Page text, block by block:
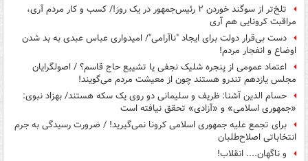
تلخ‌تر از سوگند خوردن ۲ رئیس‌جمهور در یک روز!/ کسب و کار مردم آری،
مراقبت کرونایی هم آری
دست بی‌قرار دولت برای ایجاد "ناآرامی"/ امیدواری عباس عبدی به بد شدن
اوضاع و انفجار مردم!
اعتماد عمومی از پنجره شلیک نجفی یا تشییع حاج قاسم؟ / اصولگرایان
مجلس یازدهم تندرو هستند چون از معیشت مردم می‌گویند!
حسام الدین آشنا: ظریف و سلیمانی دو روی یک سکه هستند/ بهزاد نبوی:
«جمهوری اسلامی» و «آزادی» تحقق نیافته است
برای تجمع علیه جمهوری اسلامی کرونا نمی‌گیرید! / ضرورت رسیدگی به جرم
انتخاباتی اصلاح‌طلبان
و ناگهان.... انقلاب!